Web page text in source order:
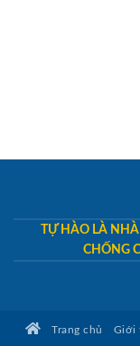
TỰ HÀO LÀ
CHỐNG
Trang chủ Giới